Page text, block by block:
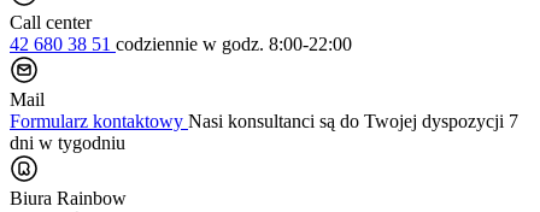
Call center
42 680 38 51 codziennie w godz. 8:00-22:00
Mail
Formularz kontaktowy Nasi konsultanci są do Twojej dyspozycji 7
dni w tygodniu
Biura Rainbow